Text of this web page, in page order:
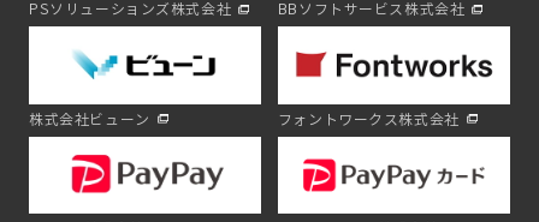
PSソリューションズ株式会社 BBソフトサービス株式会社
株式会社ビューン フォントワークス株式会社